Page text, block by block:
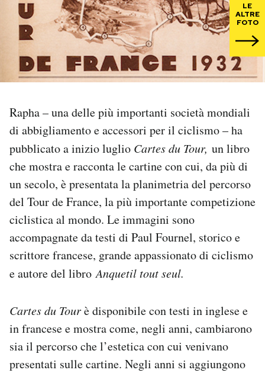
PODCAST
NEWSLETTER
I MIEI PREFERITI
SHOP
CALENDARIO
AREA PERSONALE
Area Personale
Newsletter
Hai bisogno di aiuto?
Esci
LE
ALTRE
FOTO
Rapha – una delle più importanti società mondiali
di abbigliamento e accessori per il ciclismo – ha
pubblicato a inizio luglio Cartes du Tour, un libro
che mostra e racconta le cartine con cui, da più di
un secolo, è presentata la planimetria del percorso
del Tour de France, la più importante competizione
ciclistica al mondo. Le immagini sono
accompagnate da testi di Paul Fournel, storico e
scrittore francese, grande appassionato di ciclismo
e autore del libroAnquetil tout seul.
Cartes du Tourè disponibile con testi in inglese e
in francese e mostra come, negli anni, cambiarono
sia il percorso che l’estetica con cui venivano
presentati sulle cartine. Negli anni si aggiungono